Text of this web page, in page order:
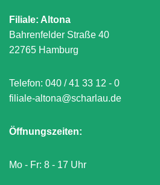
Filiale: Altona
Bahrenfelder Straße 40
22765 Hamburg
Telefon: 040 / 41 33 12 - 0
filiale-altona@scharlau.de
Öffnungszeiten:
Mo - Fr: 8 - 17 Uhr